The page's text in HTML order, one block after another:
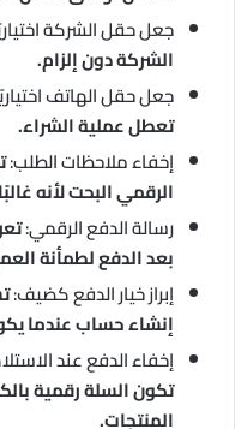
جعل حقل الشركة
الشركة دون إلزام.
جعل حقل الهاتف
تعطل عملية الشراء.
إخفاء ملاحظات الطلب:
الرقمي البحت لأنه
رسالة الدفع الرقمي:
بعد الدفع لطمأنة
إبراز خيار الدفع كضيف:
إنشاء حساب عندما
إخفاء الدفع عند
تكون السلة رقمية
المنتجات.